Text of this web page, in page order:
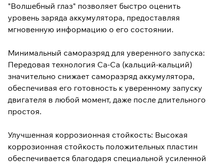
"Волшебный глаз" позволяет быстро оценить
уровень заряда аккумулятора, предоставляя
мгновенную информацию о его состоянии.
Минимальный саморазряд для уверенного запуска:
Передовая технология Ca-Ca (кальций-кальций)
значительно снижает саморазряд аккумулятора,
обеспечивая его готовность к уверенному запуску
двигателя в любой момент, даже после длительного
простоя.
Улучшенная коррозионная стойкость: Высокая
коррозионная стойкость положительных пластин
обеспечивается благодаря специальной усиленной